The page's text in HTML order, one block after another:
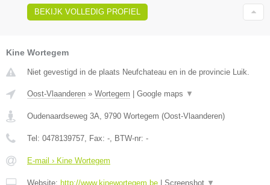
BEKIJK VOLLEDIG PROFIEL
Kine Wortegem
Niet gevestigd in de plaats Neufchateau en in de provincie Luik.
Oost-Vlaanderen » Wortegem Google maps ▼
Oudenaardseweg 3A 9790 Wortegem (Oost-Vlaanderen)
Tel: 0478139757 , Fax: - , BTW-nr: -
E-mail › Kine Wortegem
Website: http://www.kinewortegem.be Screenshot ▼